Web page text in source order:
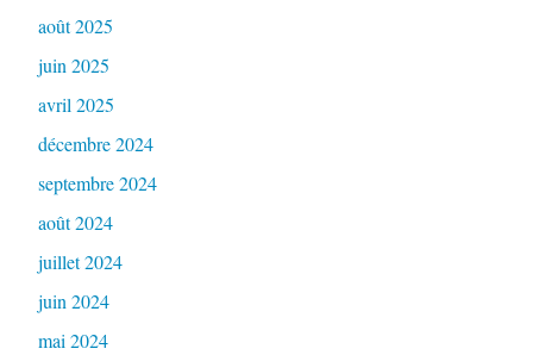
août 2025
juin 2025
avril 2025
décembre 2024
septembre 2024
août 2024
juillet 2024
juin 2024
mai 2024